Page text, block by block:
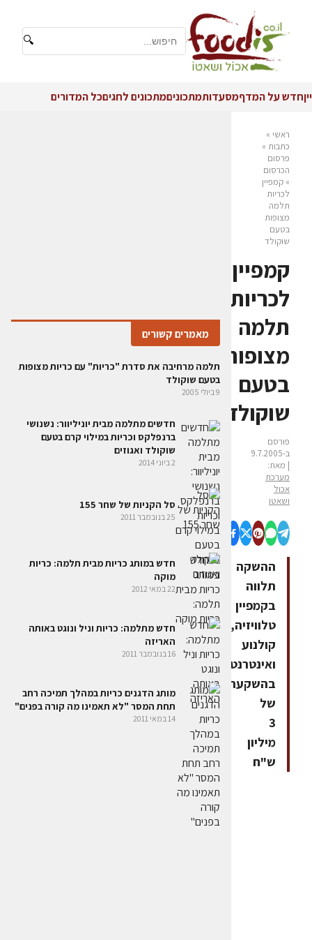
🔍
ייןחדש על המדףמסעדותמתכוניםמתכונים לחגיםכל המדורים
ראשי »
כתבות »
פרסום
הכרסום
» קמפיין
לכריות
תלמה
מצופות
בטעם
שוקולד
קמפיין
לכריות
תלמה
מצופות
בטעם
שוקולד
פורסם
ב-9.7.2005
| מאת:
מערכת
אכול
ושאטו
ההשקה
תלווה
בקמפיין
טלוויזיה,
קולנוע
ואינטרנט,
בהשקעה
של
3
מיליון
ש"ח
מאמרים קשורים
תלמה מרחיבה את סדרת "כריות" עם כריות מצופות
בטעם שוקולד
9 ביולי 2005
חדשים מתלמה מבית יוניליוור: נשנושי
ברנפלקס וכריות במילוי קרם בטעם
שוקולד ואגוזים
2 ביוני 2014
סל הקניות של שחר 155
25 בנובמבר 2011
חדש במותג כריות מבית תלמה: כריות
מוקה
22 במאי 2012
חדש מתלמה: כריות וניל ונוגט באותה
האריזה
16 בנובמבר 2011
מותג הדגנים כריות במהלך תמיכה רחב
תחת המסר "לא תאמינו מה קורה בפנים"
14 במאי 2011